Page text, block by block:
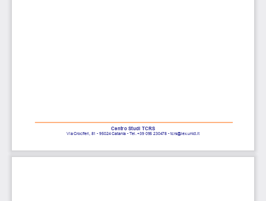
Centro Studi TCRS
Via Crociferi , 81 - 95024 Catania - Tel. +39 095 230478 - tcrs@lex.unict.it